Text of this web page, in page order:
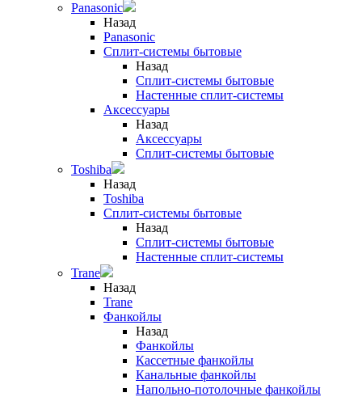
Panasonic
Назад
Panasonic
Сплит-системы бытовые
Назад
Сплит-системы бытовые
Настенные сплит-системы
Аксессуары
Назад
Аксессуары
Сплит-системы бытовые
Toshiba
Назад
Toshiba
Сплит-системы бытовые
Назад
Сплит-системы бытовые
Настенные сплит-системы
Trane
Назад
Trane
Фанкойлы
Назад
Фанкойлы
Кассетные фанкойлы
Канальные фанкойлы
Напольно-потолочные фанкойлы